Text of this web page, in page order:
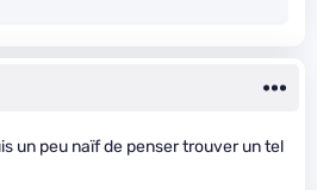
un peu naïf de penser trouver un tel